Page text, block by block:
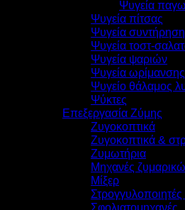
Ψυγεία
Ψυγεία πίτσας
Ψυγεία
Ψυγεία τοστ-
Ψυγεία ψαριών
Ψυγεία ωρίμανσης
Ψυγείο θάλαμος
Ψύκτες
Επεξεργασία Ζύμης
Ζυγοκοπτικά
Ζυγοκοπτικά &
Ζυμωτήρια
Μηχανές
Μίξερ
Σφολιατομηχανές